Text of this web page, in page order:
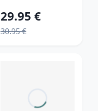
29.95 €
30.95 €